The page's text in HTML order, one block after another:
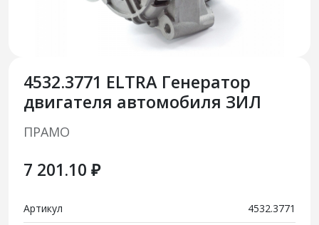
4532.3771 ELTRA Генератор
двигателя автомобиля ЗИЛ
ПРАМО
7 201.10 ₽
Артикул 4532.3771